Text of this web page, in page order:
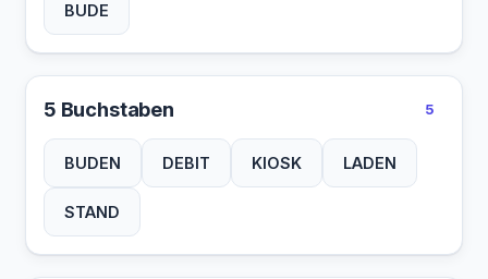
BUDE
5 Buchstaben 5
BUDEN DEBIT KIOSK LADEN
STAND